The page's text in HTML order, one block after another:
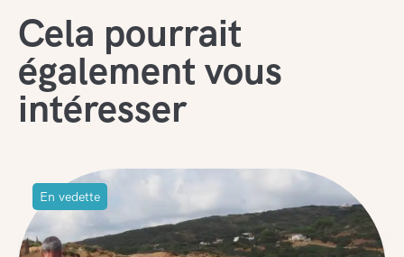
Cela pourrait
également vous
intéresser
En vedette